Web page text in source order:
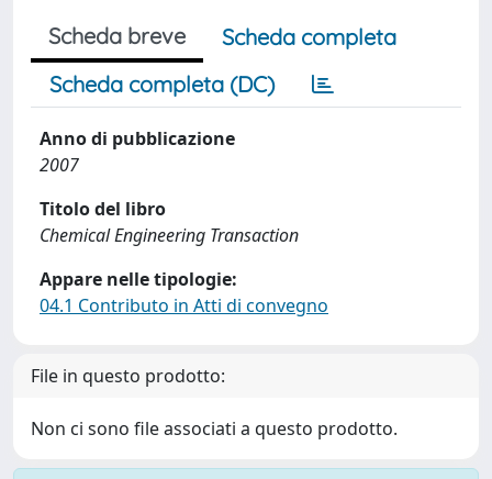
Scheda breve
Scheda completa
Scheda completa (DC)
Anno di pubblicazione
2007
Titolo del libro
Chemical Engineering Transaction
Appare nelle tipologie:
04.1 Contributo in Atti di convegno
File in questo prodotto:
Non ci sono file associati a questo prodotto.